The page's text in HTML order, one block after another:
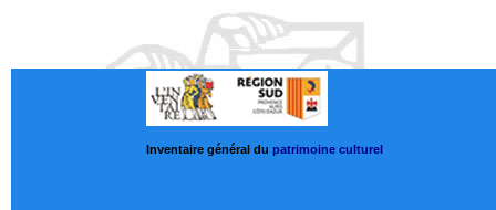
Inventaire général du patrimoine culturel